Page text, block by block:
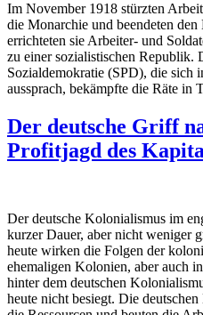
Im November 1918 stürzten
die Monarchie und beendeten
errichteten sie Arbeiter- und
zu einer sozialistischen Republik.
Sozialdemokratie (SPD), die sich
aussprach, bekämpfte die Räte in
Der deutsche Griff
Profitjagd des
Der deutsche Kolonialismus im
kurzer Dauer, aber nicht weniger
heute wirken die Folgen der
ehemaligen Kolonien, aber auch
hinter dem deutschen
heute nicht besiegt. Die